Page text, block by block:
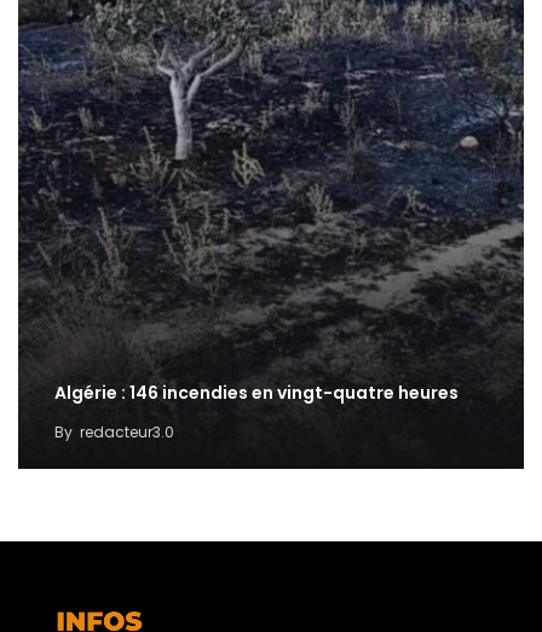
Algérie : 146 incendies en vingt-quatre heures
By redacteur3.0